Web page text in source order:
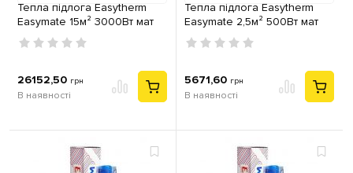
Тепла підлога Easytherm
Easymate 15м² 3000Вт мат
двожильний
26152,50 грн
В наявності
Тепла підлога Easytherm
Easymate 2,5м² 500Вт мат
двожильний
5671,60 грн
В наявності